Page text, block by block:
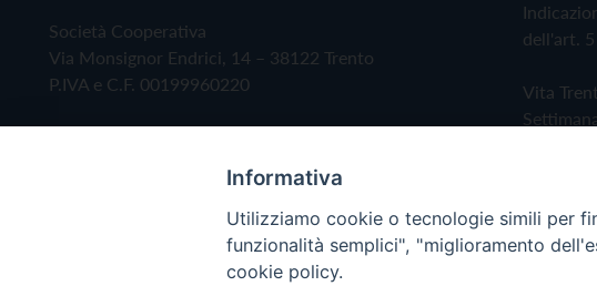
Società Cooperativa
Via Monsignor Endrici, 14 – 38122 Trento
P.IVA e C.F. 00199960220
dell'art.
Vita
Privacy
Informativa
Utilizziamo cookie o tecnologie simili per
funzionalità semplici", "miglioramento
cookie policy.